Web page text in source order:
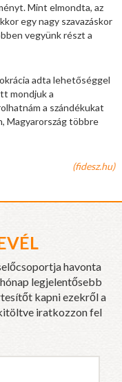
Mint elmondta, az
egy nagy szavazáskor
vegyünk részt a
adta lehetőséggel
mondjuk a
a szándékukat
Magyarország többre
(fidesz.hu)
havonta
legjelentősebb
kapni ezekről a
iratkozzon fel